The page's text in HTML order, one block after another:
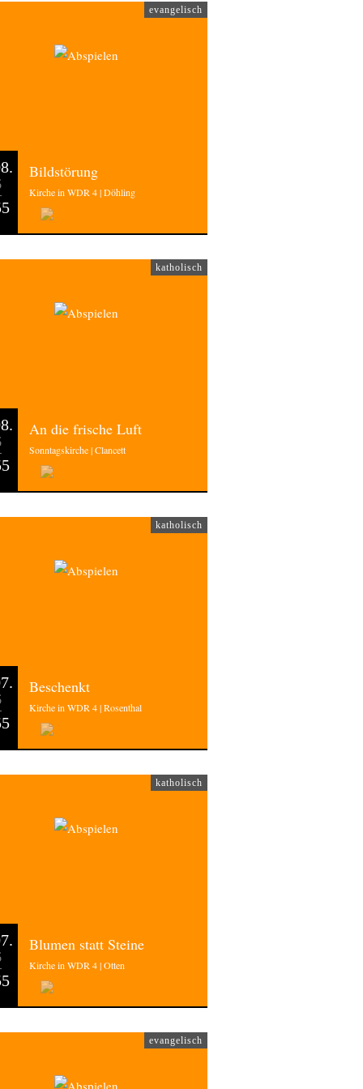
evangelisch
Bildstörung
Kirche in WDR 4 | Döhling
katholisch
An die frische Luft
Sonntagskirche | Clancett
katholisch
Beschenkt
Kirche in WDR 4 | Rosenthal
katholisch
Blumen statt Steine
Kirche in WDR 4 | Otten
evangelisch